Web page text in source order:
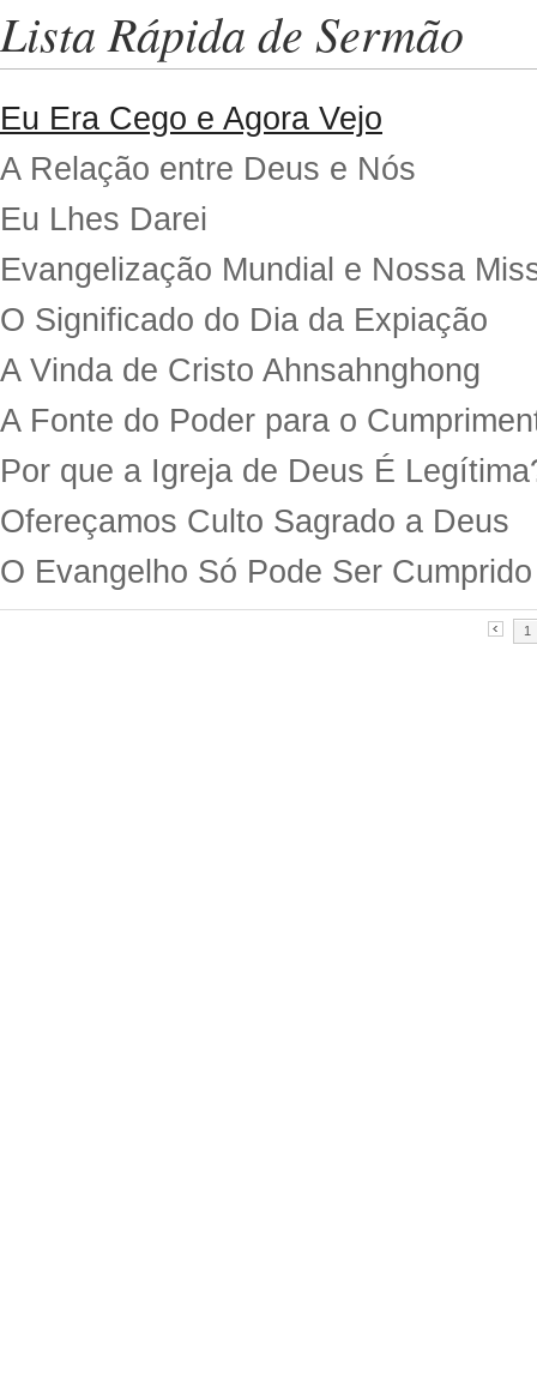
Lista Rápida de Sermão
Eu Era Cego e Agora Vejo
A Relação entre Deus e Nós
Eu Lhes Darei
Evangelização Mundial e Nossa
O Significado do Dia da Expiação
A Vinda de Cristo Ahnsahnghong
A Fonte do Poder para o
Por que a Igreja de Deus É
Ofereçamos Culto Sagrado a Deus
O Evangelho Só Pode Ser
1